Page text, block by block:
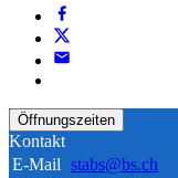
Öffnungszeiten
Kontakt
E-Mail stabs@bs.ch